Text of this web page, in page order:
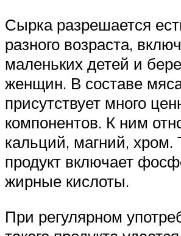
Сырка разрешается
разного возраста,
маленьких детей и
женщин. В составе
присутствует много
компонентов. К ним
кальций, магний, хром.
продукт включает
жирные кислоты.
При регулярном